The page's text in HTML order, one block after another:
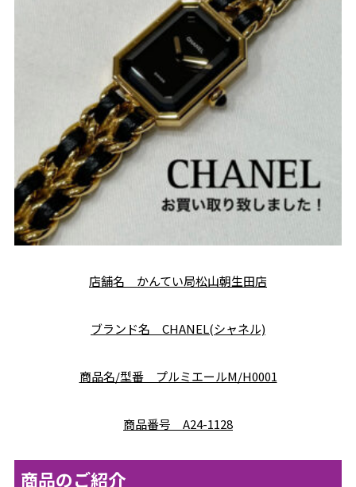
店舗名 かんてい局松山朝生田店
ブランド名 CHANEL(シャネル)
商品名/型番 プルミエールM/H0001
商品番号 A24-1128
商品のご紹介